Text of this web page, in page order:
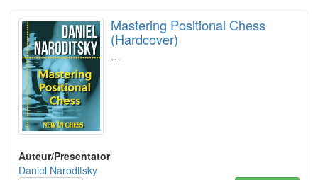
Mastering Positional Chess
(Hardcover)
…
Auteur/Presentator
Daniel Naroditsky